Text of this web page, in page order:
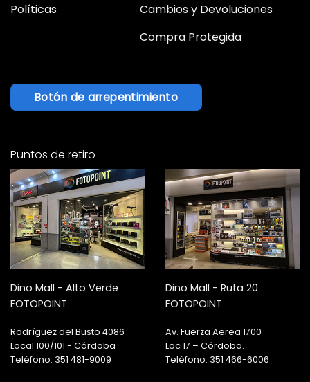
Políticas
Cambios y Devoluciones
Compra Protegida
Botón de arrepentimiento
Puntos de retiro
Dino Mall - Alto Verde
FOTOPOINT
Rodríguez del Busto 4086
Local 100/101 - Córdoba
Teléfono: 351 481-9009
Dino Mall - Ruta 20
FOTOPOINT
Av. Fuerza Aerea 1700
Loc 17 – Córdoba.
Teléfono: 351 466-6006